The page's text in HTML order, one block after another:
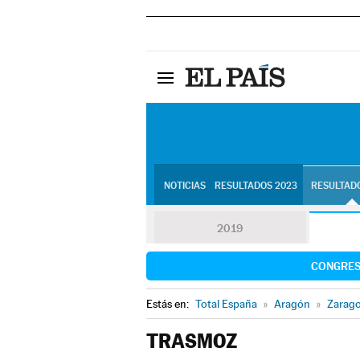
NOTICIAS RESULTADOS 2023
2019
Estás en: Total España » Aragón »
TRASMOZ